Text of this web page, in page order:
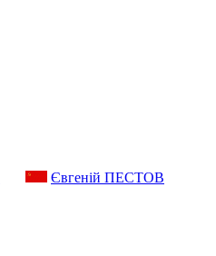
Євгеній ПЕСТОВ